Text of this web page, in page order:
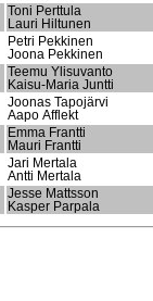
Toni Perttula
Lauri Hiltunen
Petri Pekkinen
Joona Pekkinen
Teemu Ylisuvanto
Kaisu-Maria Juntti
Joonas Tapojärvi
Aapo Afflekt
Emma Frantti
Mauri Frantti
Jari Mertala
Antti Mertala
Jesse Mattsson
Kasper Parpala